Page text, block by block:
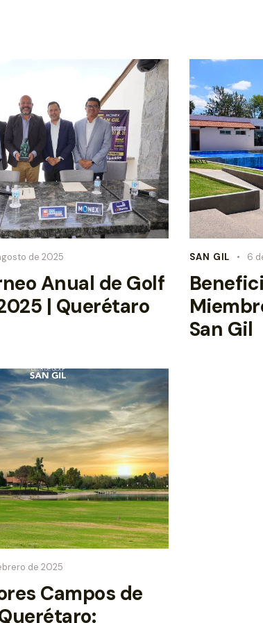
de 2025
Anual de Golf
| Querétaro
SAN GIL 6
San Gil
de 2025
Campos de